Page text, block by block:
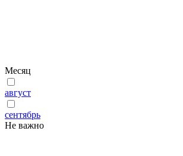
Месяц
август
сентябрь
Не важно